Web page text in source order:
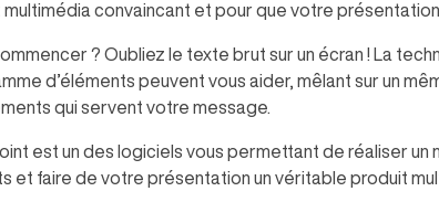
multimédia convaincant et pour que votre
? Oubliez le texte brut sur un écran ! La
d’éléments peuvent vous aider, mêlant sur un
qui servent votre message.
est un des logiciels vous permettant de réaliser
et faire de votre présentation un véritable produit